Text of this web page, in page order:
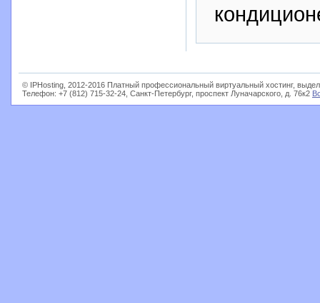
© IPHosting, 2012-2016 Платный профессиональный виртуальный хостинг,
Телефон: +7 (812) 715-32-24, Санкт-Петербург, проспект Луначарского, д. 76к2